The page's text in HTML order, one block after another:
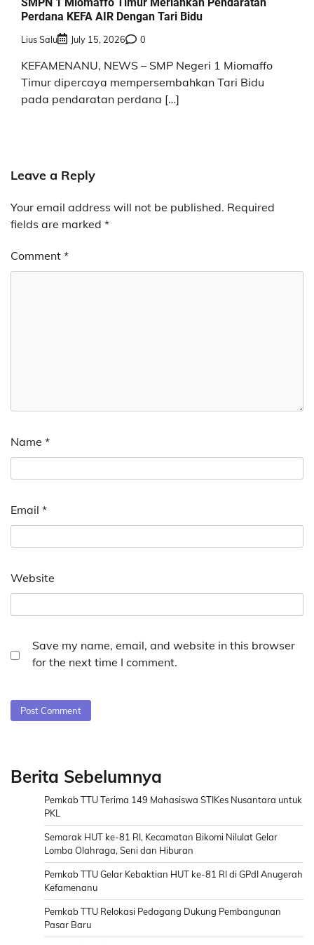
Perdana KEFA AIR Dengan Tari Bidu
Lius Salu July 15, 2026 0
KEFAMENANU, NEWS – SMP Negeri 1 Miomaffo
Timur dipercaya mempersembahkan Tari Bidu
pada pendaratan perdana […]
Leave a Reply
Your email address will not be published. Required
fields are marked *
Comment *
Name *
Email *
Website
Save my name, email, and website in this browser
for the next time I comment.
Berita Sebelumnya
Pemkab TTU Terima 149 Mahasiswa STIKes Nusantara untuk
PKL
Semarak HUT ke-81 RI, Kecamatan Bikomi Nilulat Gelar
Lomba Olahraga, Seni dan Hiburan
Pemkab TTU Gelar Kebaktian HUT ke-81 RI di GPdI Anugerah
Kefamenanu
Pemkab TTU Relokasi Pedagang Dukung Pembangunan
Pasar Baru